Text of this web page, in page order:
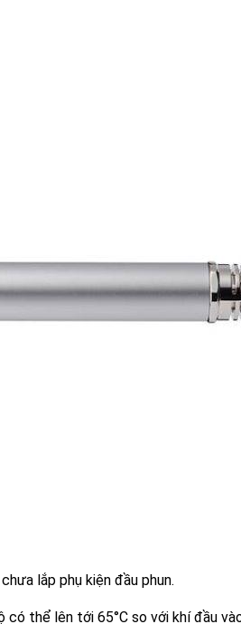
lắp phụ kiện đầu phun.
thể lên tới 65°C so với khí đầu